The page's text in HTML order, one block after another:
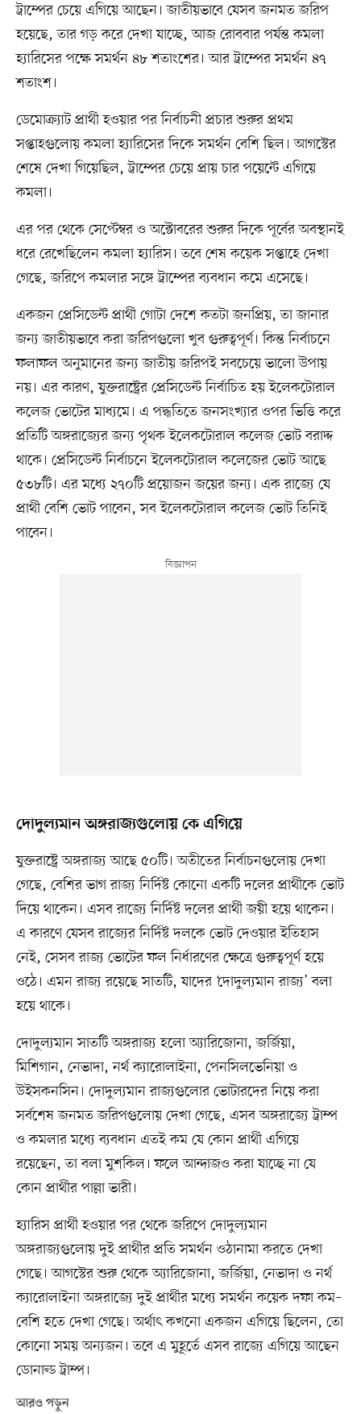
ট্রাম্পের চেয়ে এগিয়ে আছেন। জাতীয়ভাবে যেসব জনমত জরিপ
হয়েছে, তার গড় করে দেখা যাচ্ছে, আজ রোববার পর্যন্ত কমলা
হ্যারিসের পক্ষে সমর্থন ৪৮ শতাংশের। আর ট্রাম্পের সমর্থন ৪৭
শতাংশ।
ডেমোক্র্যাট প্রার্থী হওয়ার পর নির্বাচনী প্রচার শুরুর প্রথম
সপ্তাহগুলোয় কমলা হ্যারিসের দিকে সমর্থন বেশি ছিল। আগস্টের
শেষে দেখা গিয়েছিল, ট্রাম্পের চেয়ে প্রায় চার পয়েন্টে এগিয়ে
কমলা।
এর পর থেকে সেপ্টেম্বর ও অক্টোবরের শুরুর দিকে পূর্বের অবস্থানই
ধরে রেখেছিলেন কমলা হ্যারিস। তবে শেষ কয়েক সপ্তাহে দেখা
গেছে, জরিপে কমলার সঙ্গে ট্রাম্পের ব্যবধান কমে এসেছে।
একজন প্রেসিডেন্ট প্রার্থী গোটা দেশে কতটা জনপ্রিয়, তা জানার
জন্য জাতীয়ভাবে করা জরিপগুলো খুব গুরুত্বপূর্ণ। কিন্ত নির্বাচনে
ফলাফল অনুমানের জন্য জাতীয় জরিপই সবচেয়ে ভালো উপায়
নয়। এর কারণ, যুক্তরাষ্ট্রের প্রেসিডেন্ট নির্বাচিত হয় ইলেকটোরাল
কলেজ ভোটের মাধ্যমে। এ পদ্ধতিতে জনসংখ্যার ওপর ভিত্তি করে
প্রতিটি অঙ্গরাজ্যের জন্য পৃথক ইলেকটোরাল কলেজ ভোট বরাদ্দ
থাকে। প্রেসিডেন্ট নির্বাচনে ইলেকটোরাল কলেজের ভোট আছে
৫৩৮টি। এর মধ্যে ২৭০টি প্রয়োজন জয়ের জন্য। এক রাজ্যে যে
প্রার্থী বেশি ভোট পাবেন, সব ইলেকটোরাল কলেজ ভোট তিনিই
পাবেন।
দোদুল্যমান অঙ্গরাজ্যগুলোয় কে এগিয়ে
যুক্তরাষ্ট্রে অঙ্গরাজ্য আছে ৫০টি। অতীতের নির্বাচনগুলোয় দেখা
গেছে, বেশির ভাগ রাজ্য নির্দিষ্ট কোনো একটি দলের প্রার্থীকে ভোট
দিয়ে থাকেন। এসব রাজ্যে নির্দিষ্ট দলের প্রার্থী জয়ী হয়ে থাকেন।
এ কারণে যেসব রাজ্যের নির্দিষ্ট দলকে ভোট দেওয়ার ইতিহাস
নেই, সেসব রাজ্য ভোটের ফল নির্ধারণের ক্ষেত্রে গুরুত্বপূর্ণ হয়ে
ওঠে। এমন রাজ্য রয়েছে সাতটি, যাদের ‘দোদুল্যমান রাজ্য’ বলা
হয়ে থাকে।
দোদুল্যমান সাতটি অঙ্গরাজ্য হলো অ্যারিজোনা, জর্জিয়া,
মিশিগান, নেভাদা, নর্থ ক্যারোলাইনা, পেনসিলভেনিয়া ও
উইসকনসিন। দোদুল্যমান রাজ্যগুলোর ভোটারদের নিয়ে করা
সর্বশেষ জনমত জরিপগুলোয় দেখা গেছে, এসব অঙ্গরাজ্যে ট্রাম্প
ও কমলার মধ্যে ব্যবধান এতই কম যে কোন প্রার্থী এগিয়ে
রয়েছেন, তা বলা মুশকিল। ফলে আন্দাজও করা যাচ্ছে না যে
কোন প্রার্থীর পাল্লা ভারী।
হ্যারিস প্রার্থী হওয়ার পর থেকে জরিপে দোদুল্যমান
অঙ্গরাজ্যগুলোয় দুই প্রার্থীর প্রতি সমর্থন ওঠানামা করতে দেখা
গেছে। আগস্টের শুরু থেকে অ্যারিজোনা, জর্জিয়া, নেভাদা ও নর্থ
ক্যারোলাইনা অঙ্গরাজ্যে দুই প্রার্থীর মধ্যে সমর্থন কয়েক দফা কম–
বেশি হতে দেখা গেছে। অর্থাৎ কখনো একজন এগিয়ে ছিলেন, তো
কোনো সময় অন্যজন। তবে এ মুহূর্তে এসব রাজ্যে এগিয়ে আছেন
ডোনাল্ড ট্রাম্প।
আরও পড়ুন